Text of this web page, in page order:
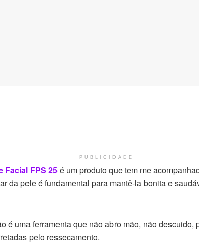
PUBLICIDADE
Facial FPS 25é um produto que tem me
da pele é fundamental para mantê-la bonita e
é uma ferramenta que não abro mão, não
pelo ressecamento.